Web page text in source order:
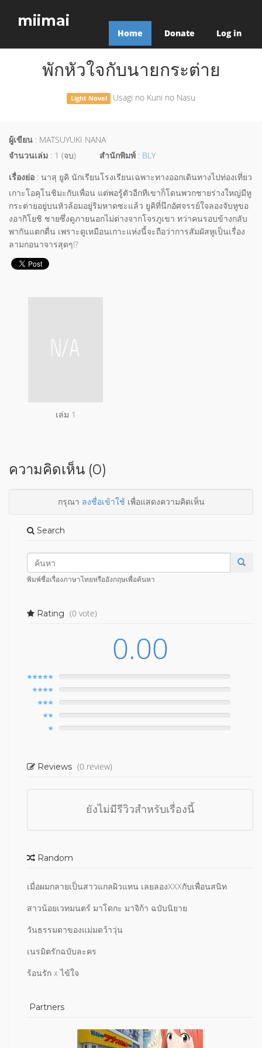
miimai
Home Donate Log in
พักหัวใจกับนายกระต่าย
Light Novel Usagi no Kuni no Nasu
ผู้เขียน : MATSUYUKI NANA
จำนวนเล่ม : 1 (จบ) สำนักพิมพ์ : BLY
เรื่องย่อ : นาสุ ยูคิ นักเรียนโรงเรียนเฉพาะทางออกเดินทางไปท่องเที่ยว
เกาะโอคุโนชิมะกับเพื่อน แต่พอรู้ตัวอีกทีเขาก็โดนพวกชายร่างใหญ่มีหู
กระต่ายอยู่บนหัวล้อมอยู่ริมหาดซะแล้ว ยูคิที่นึกอัศจรรย์ใจลองจับหูขอ
งอากิโยชิ ชายซึ่งดูภายนอกไม่ต่างจากโจรภูเขา ทว่าคนรอบข้างกลับ
พากันแตกตื่น เพราะดูเหมือนเกาะแห่งนี้จะถือว่าการสัมผัสหูเป็นเรื่อง
ลามกอนาจารสุดๆ!?
เล่ม 1
ความคิดเห็น (0)
กรุณา ลงชื่อเข้าใช้เพื่อแสดงความคิดเห็น
Search
พิมพ์ชื่อเรื่องภาษาไทยหรืออังกฤษเพื่อค้นหา
Rating (0 vote)
0.00
Reviews (0 review)
ยังไม่มีรีวิวสำหรับเรื่องนี้
Random
เมื่อผมกลายเป็นสาวแกลผิวแทน เลยลองXXXกับเพื่อนสนิท
สาวน้อยเวทมนตร์ มาโดกะ มาจิก้า ฉบับนิยาย
วันธรรมดาของแม่มดว้าวุ่น
เนรมิตรักฉบับละคร
ร้อนรัก x ไข้ใจ
Partners